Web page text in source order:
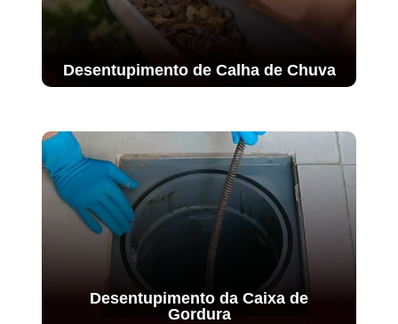
Desentupimento de Calha de Chuva
Desentupimento da Caixa de
Gordura